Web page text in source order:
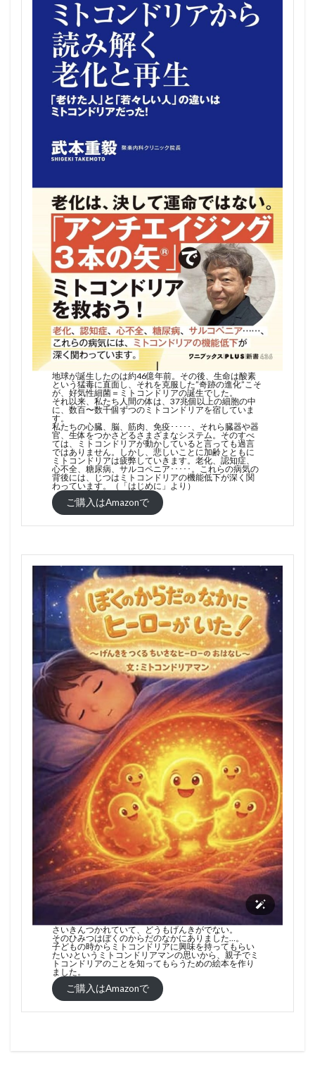
地球が誕生したのは約46億年前。その後、生命は酸素
という猛毒に直面し、それを克服した”奇跡の進化”こそ
が、好気性細菌＝ミトコンドリアの誕生でした。
それ以来、私たち人間の体は、37兆個以上の細胞の中
に、数百〜数千個ずつのミトコンドリアを宿していま
す。
私たちの心臓、脳、筋肉、免疫･････、それら臓器や器
官、生体をつかさどるさまざまなシステム。そのすべ
ては、ミトコンドリアが動かしていると言っても過言
ではありません。しかし、悲しいことに加齢とともに
ミトコンドリアは疲弊していきます。老化、認知症、
心不全、糖尿病、サルコペニア･････。これらの病気の
背後には、じつはミトコンドリアの機能低下が深く関
わっています。（「はじめに」より）
ご購入はAmazonで
さいきんつかれていて、どうもげんきがでない。
そのひみつはぼくのからだのなかにありました…。
子どもの時からミトコンドリアに興味を持ってもらい
たい♪というミトコンドリアマンの思いから、親子でミ
トコンドリアのことを知ってもらうための絵本を作り
ました。
ご購入はAmazonで